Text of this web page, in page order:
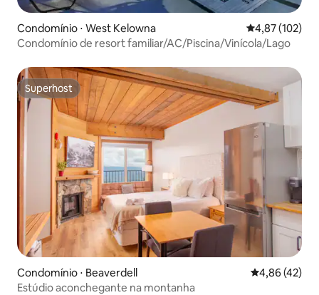
Condomínio ⋅ West Kelowna 4,87 de uma
4,87 (102)
Condomínio de resort familiar/AC/Piscina/Vinícola/Lago
Superhost
Superhost
Condomínio ⋅ Beaverdell 4,86 de uma
4,86 (42)
Estúdio aconchegante na montanha